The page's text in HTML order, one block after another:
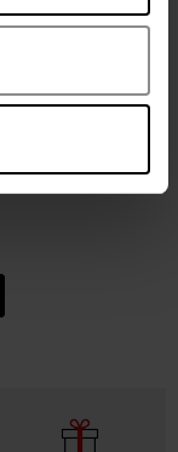
Eau de Parfum